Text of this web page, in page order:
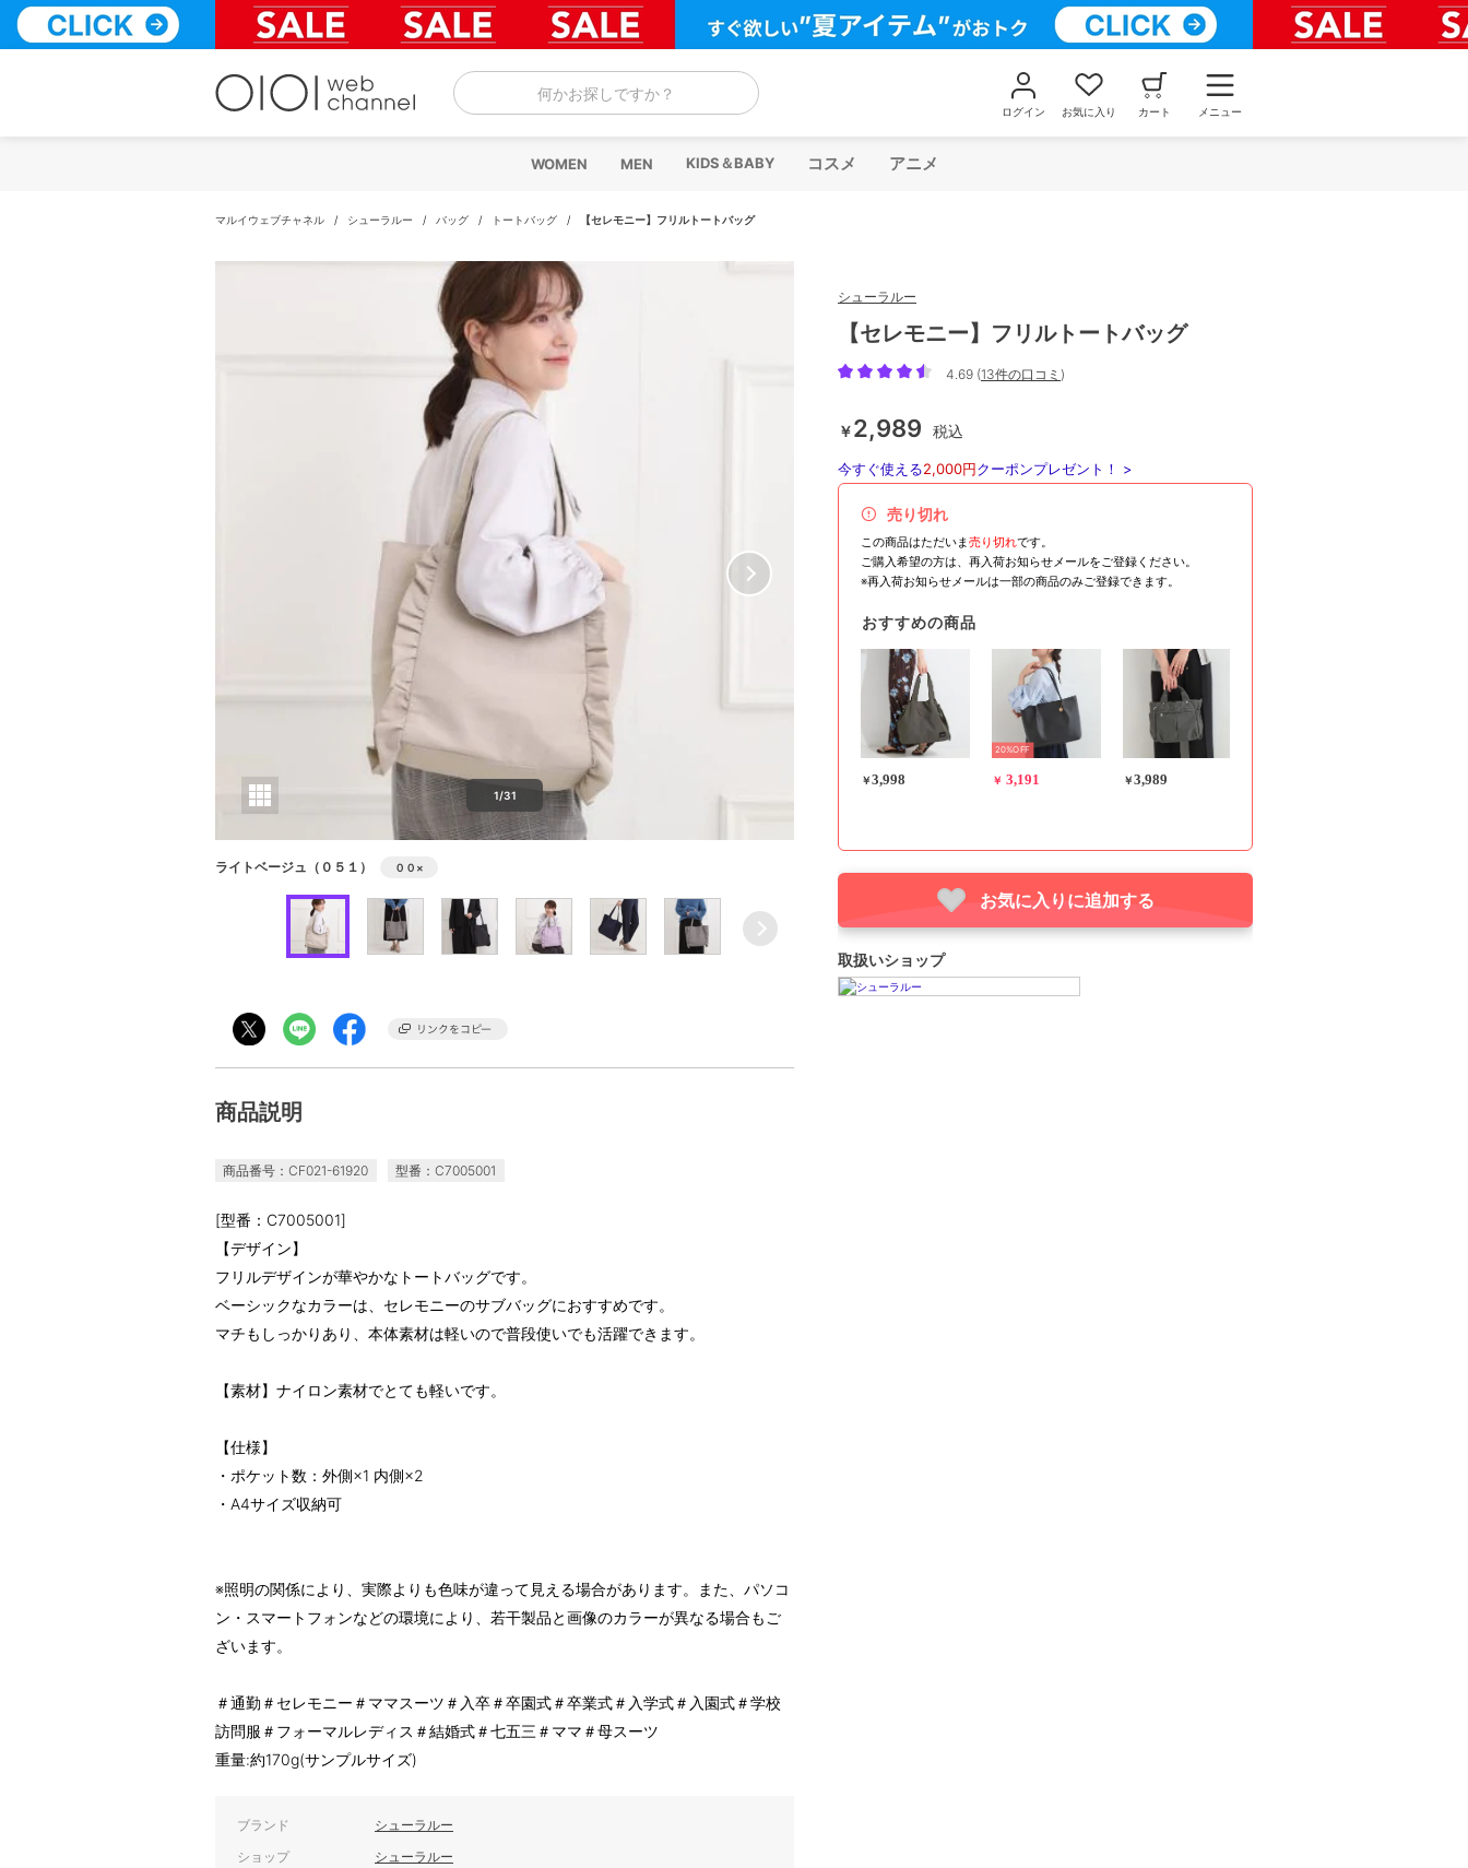
テ
何かお探しですか？
ログイン お気に入り カート メニュー
WOMEN MEN KIDS＆BABY コスメ アニメ
マルイウェブチャネル / シューラルー / バッグ / トートバッグ / 【セレモニー】フリルトートバッグ
1/31
ライトベージュ（０５１） ００ ×
商品説明
商品番号：CF021-61920 型番：C7005001
[型番：C7005001]
【デザイン】
フリルデザインが華やかなトートバッグです。
ベーシックなカラーは、セレモニーのサブバッグにおすすめです。
マチもしっかりあり、本体素材は軽いので普段使いでも活躍できます。
【素材】ナイロン素材でとても軽いです。
【仕様】
・ポケット数：外側×1 内側×2
・A4サイズ収納可
※照明の関係により、実際よりも色味が違って見える場合があります。また、パソコ
ン・スマートフォンなどの環境により、若干製品と画像のカラーが異なる場合もご
ざいます。
＃通勤＃セレモニー＃ママスーツ＃入卒＃卒園式＃卒業式＃入学式＃入園式＃学校
訪問服＃フォーマルレディス＃結婚式＃七五三＃ママ＃母スーツ
重量:約170g(サンプルサイズ)
ブランド シューラルー
ショップ シューラルー
シューラルー
【セレモニー】フリルトートバッグ
4.69 (13件の口コミ )
￥2,989 税込
今すぐ使える2,000円クーポンプレゼント！ >
売り切れ
この商品はただいま売り切れです。
ご購入希望の方は、再入荷お知らせメールをご登録ください。
※再入荷お知らせメールは一部の商品のみご登録できます。
おすすめの商品
￥3,998
20%OFF
￥ 3,191 ￥3,989
お気に入りに追加する
取扱いショップ